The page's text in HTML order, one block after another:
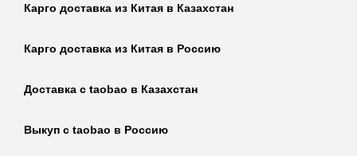
Карго доставка из Китая в Казахстан
Карго доставка из Китая в Россию
Доставка с taobao в Казахстан
Выкуп с taobao в Россию